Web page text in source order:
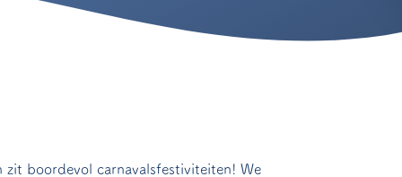
boordevol carnavalsfestiviteiten! We